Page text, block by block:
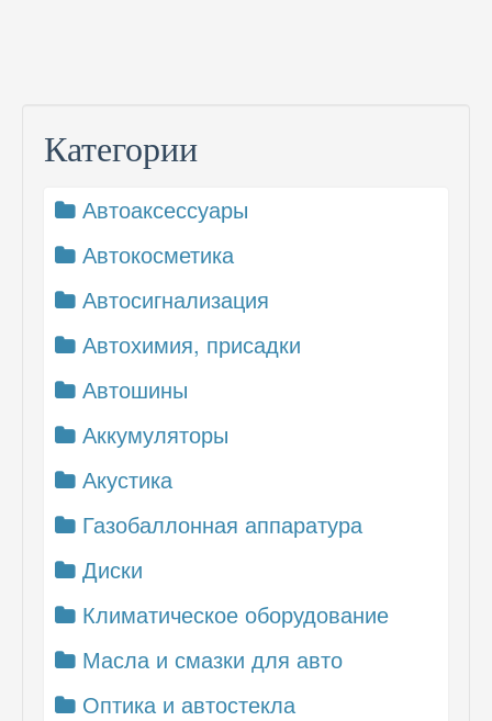
Категории
Автоаксессуары
Автокосметика
Автосигнализация
Автохимия, присадки
Автошины
Аккумуляторы
Акустика
Газобаллонная аппаратура
Диски
Климатическое оборудование
Масла и смазки для авто
Оптика и автостекла